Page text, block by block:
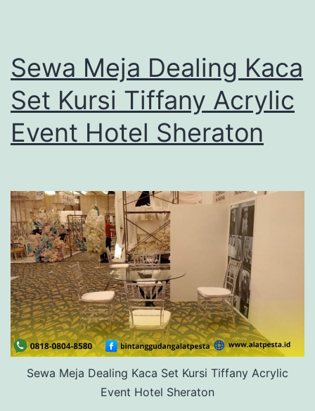
Sewa Meja Dealing Kaca
Set Kursi Tiffany Acrylic
Event Hotel Sheraton
Sewa Meja Dealing Kaca Set Kursi Tiffany Acrylic
Event Hotel Sheraton